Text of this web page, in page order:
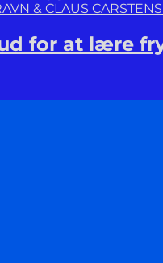
& CLAUS
for at lære